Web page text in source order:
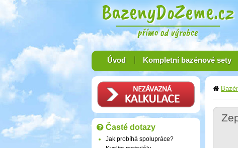
Úvod Kompletní bazénové sety
Časté dotazy
Jak probíhá spolupráce?